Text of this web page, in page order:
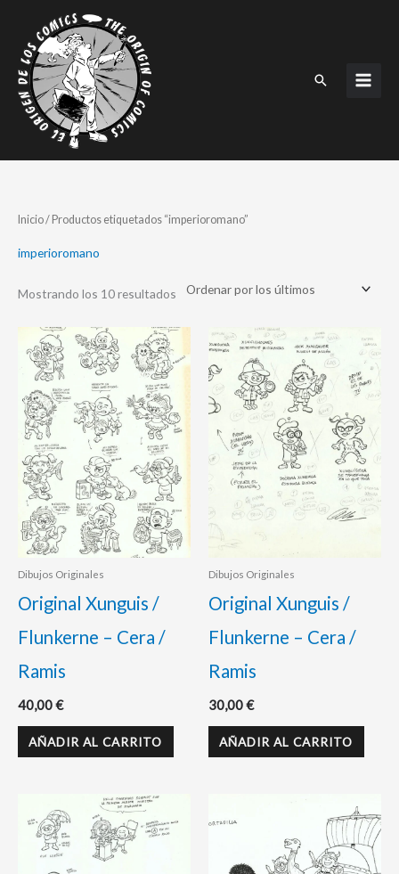
contenido
Buscar
Inicio/ Productos etiquetados “imperioromano”
imperioromano
Mostrando los 10 resultados
Ordenado
por
Dibujos Originales
Original Xunguis /
Flunkerne – Cera /
Ramis
40,00€
AÑADIR AL CARRITO
Dibujos Originales
Original Xunguis /
Flunkerne – Cera /
Ramis
30,00€
AÑADIR AL CARRITO